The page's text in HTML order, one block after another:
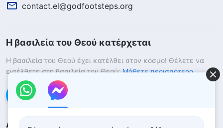
contact.el@godfootsteps.org
Η βασιλεία του Θεού κατέρχεται
Η βασιλεία του Θεού έχει κατέλθει στον κόσμο! Θέλετε να
εισέλθετε στη βασιλεία του Θεού; Μάθετε περισσότερα
Επικοινωνήστε μαζί μας μέσω Messenger
Ακολουθήστε μας